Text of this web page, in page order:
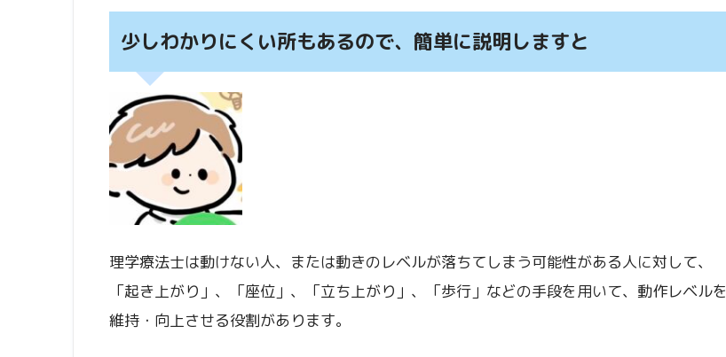
少しわかりにくい所もあるので、簡単に説明しますと
理学療法士は動けない人、または動きのレベルが落ちてしまう可能性がある人に対して、
「起き上がり」、「座位」、「立ち上がり」、「歩行」などの手段を用いて、動作レベルを
維持・向上させる役割があります。